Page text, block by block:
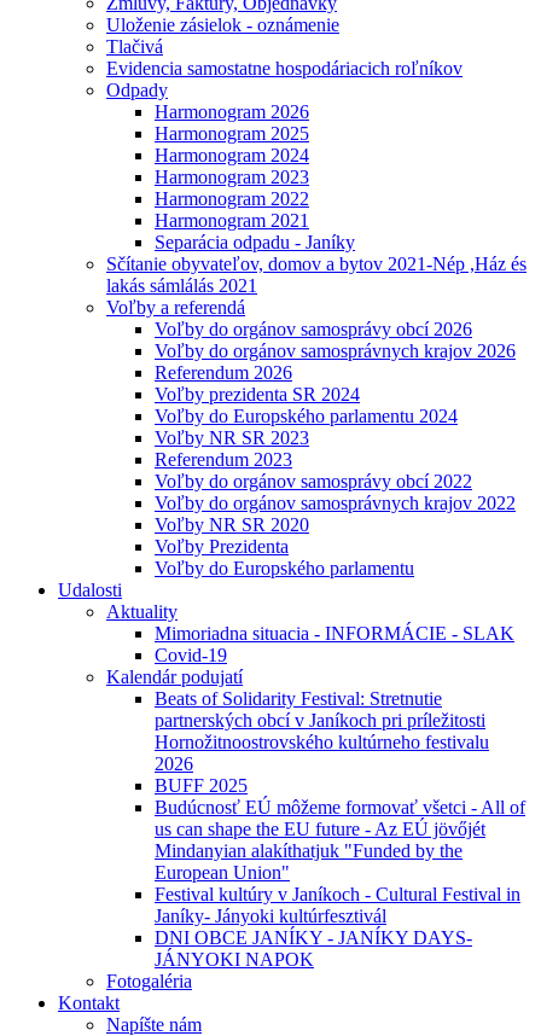
Uloženie zásielok - oznámenie
Tlačivá
Evidencia samostatne hospodáriacich roľníkov
Odpady
Harmonogram 2026
Harmonogram 2025
Harmonogram 2024
Harmonogram 2023
Harmonogram 2022
Harmonogram 2021
Separácia odpadu - Janíky
Sčítanie obyvateľov, domov a bytov 2021-Nép ,Ház és
lakás sámlálás 2021
Voľby a referendá
Voľby do orgánov samosprávy obcí 2026
Voľby do orgánov samosprávnych krajov 2026
Referendum 2026
Voľby prezidenta SR 2024
Voľby do Europského parlamentu 2024
Voľby NR SR 2023
Referendum 2023
Voľby do orgánov samosprávy obcí 2022
Voľby do orgánov samosprávnych krajov 2022
Voľby NR SR 2020
Voľby Prezidenta
Voľby do Europského parlamentu
Udalosti
Aktuality
Mimoriadna situacia - INFORMÁCIE - SLAK
Covid-19
Kalendár podujatí
Beats of Solidarity Festival: Stretnutie
partnerských obcí v Janíkoch pri príležitosti
Hornožitnoostrovského kultúrneho festivalu
2026
BUFF 2025
Budúcnosť EÚ môžeme formovať všetci - All of
us can shape the EU future - Az EÚ jövőjét
Mindanyian alakíthatjuk "Funded by the
European Union"
Festival kultúry v Janíkoch - Cultural Festival in
Janíky- Jányoki kultúrfesztivál
DNI OBCE JANÍKY - JANÍKY DAYS-
JÁNYOKI NAPOK
Fotogaléria
Kontakt
Napíšte nám